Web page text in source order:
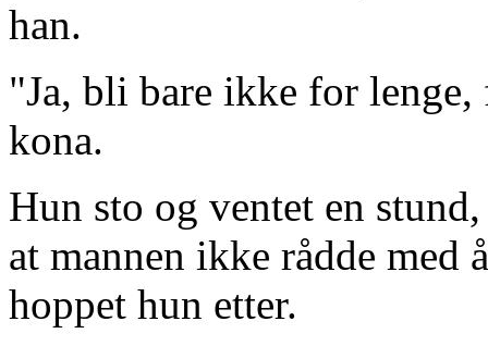
han.
"Ja, bli bare ikke for lenge,
kona.
Hun sto og ventet en
at mannen ikke rådde med
hoppet hun etter.